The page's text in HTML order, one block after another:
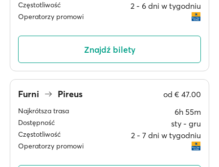
Częstotliwość 2 ‐ 6 dni w tygodniu
Operatorzy promowi
Znajdź bilety
Furni Pireus od € 47.00
Najkrótsza trasa 6h 55m
Dostępność sty ‐ gru
Częstotliwość 2 ‐ 7 dni w tygodniu
Operatorzy promowi